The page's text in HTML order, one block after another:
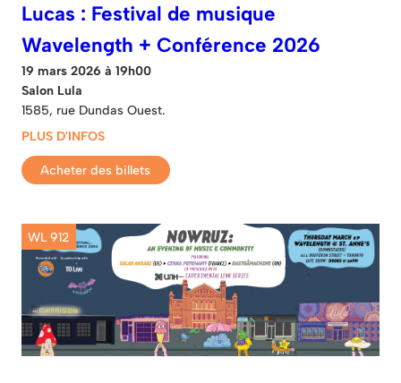
Lucas : Festival de musique
Wavelength + Conférence 2026
19 mars 2026 à 19h00
Salon Lula
1585, rue Dundas Ouest.
PLUS D'INFOS
Acheter des billets
WL 912